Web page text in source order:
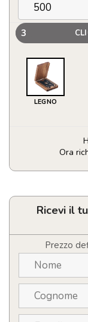
3
LEGNO
Ora
Set
cavi
personalizzabile
legno
quantità
Ricevi il
Prezzo